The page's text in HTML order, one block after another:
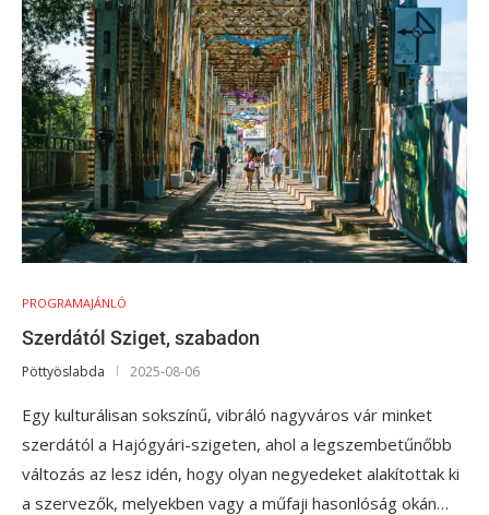
PROGRAMAJÁNLÓ
Szerdától Sziget, szabadon
Pöttyöslabda 2025-08-06
Egy kulturálisan sokszínű, vibráló nagyváros vár minket
szerdától a Hajógyári-szigeten, ahol a legszembetűnőbb
változás az lesz idén, hogy olyan negyedeket alakítottak ki
a szervezők, melyekben vagy a műfaji hasonlóság okán…